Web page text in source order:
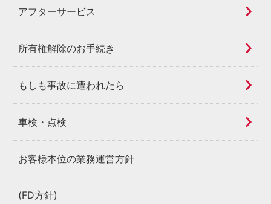
アフターサービス
所有権解除のお手続き
もしも事故に遭われたら
車検・点検
お客様本位の業務運営方針
(FD方針)